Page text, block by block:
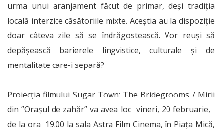
urma unui aranjament făcut de primar, deși tradiția
locală interzice căsătoriile mixte. Aceștia au la dispoziție
doar câteva zile să se îndrăgostească. Vor reuși să
depășească barierele lingvistice, culturale și de
mentalitate care-i separă?
Proiecția filmului Sugar Town: The Bridegrooms / Mirii
din ”Orașul de zahăr” va avea loc vineri, 20 februarie,
de la ora 19.00 la sala Astra Film Cinema, în Piața Mică,